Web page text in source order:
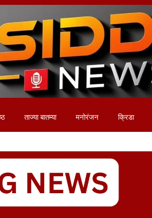
ताज्या बातम्या मनोरंजन क्रिडा